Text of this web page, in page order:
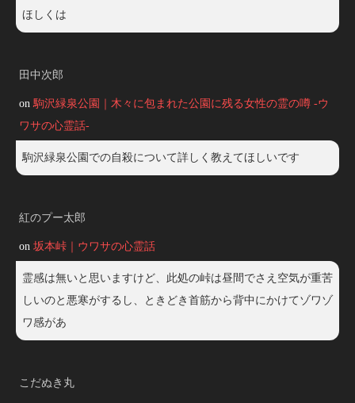
ほしくは
田中次郎
on駒沢緑泉公園｜木々に包まれた公園に残る女性の霊の噂 -ウ
ワサの心霊話-
駒沢緑泉公園での自殺について詳しく教えてほしいです
紅のプー太郎
on 坂本峠｜ウワサの心霊話
霊感は無いと思いますけど、此処の峠は昼間でさえ空気が重苦
しいのと悪寒がするし、ときどき首筋から背中にかけてゾワゾ
ワ感があ
こだぬき丸